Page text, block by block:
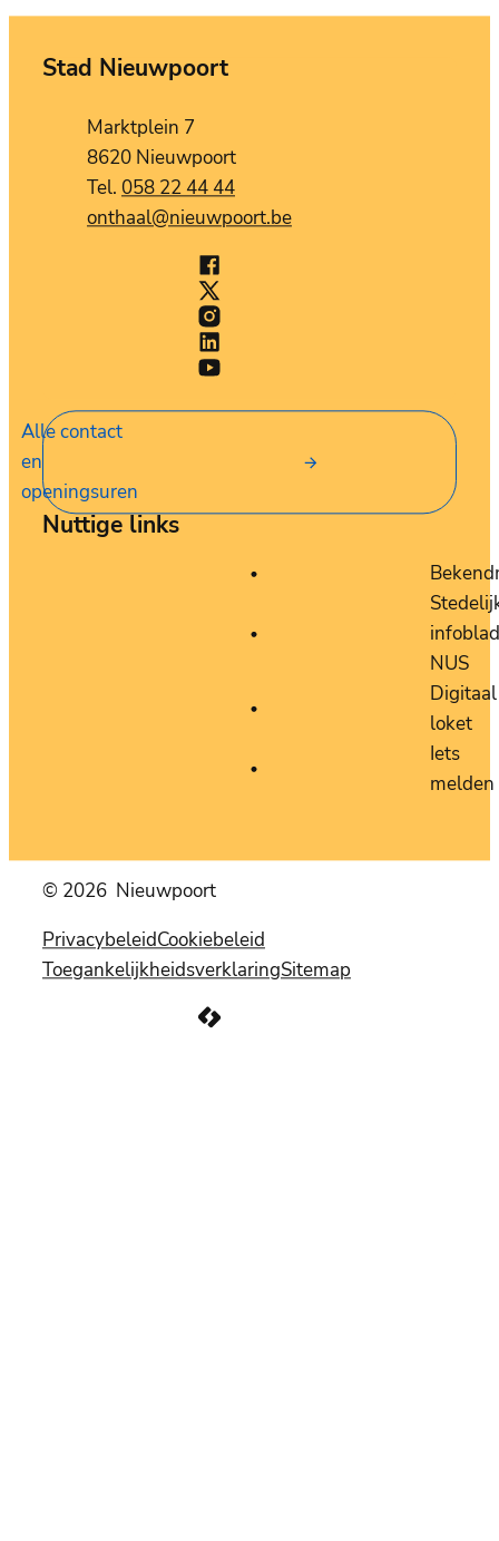
Contact
Stad Nieuwpoort
AdresMarktplein 7
,8620 Nieuwpoort
058 22 44 44
E-mailonthaal@nieuwpoort.be
Stad Nieuwpoort
Stad Nieuwpoort
Stad Nieuwpoort
Stad Nieuwpoort
Stad Nieuwpoort
Alle contact
en
openingsuren
Nuttige links
infoblad
NUS
Digitaal
loket
Iets
melden
© 2026 Nieuwpoort
PrivacybeleidCookiebeleid
ToegankelijkheidsverklaringSitemap